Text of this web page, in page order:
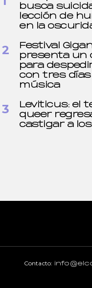
busca
lección de
en la
Festival
presenta un
para
con tres días
música
Leviticus: el
queer
castigar a
Contacto: